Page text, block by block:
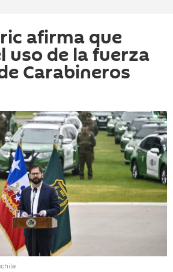
afirma que
uso de la fuerza
Carabineros